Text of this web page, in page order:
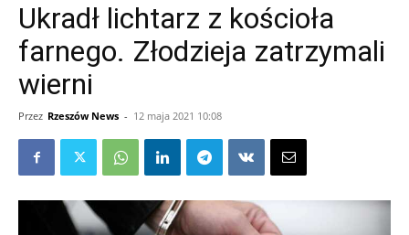
Ukradł lichtarz z kościoła
farnego. Złodzieja zatrzymali
wierni
Przez Rzeszów News - 12 maja 2021 10:08